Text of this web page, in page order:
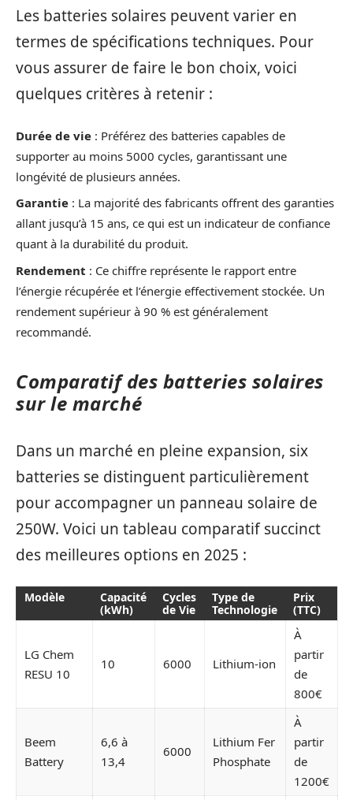
Les batteries solaires peuvent varier en
termes de spécifications techniques. Pour
vous assurer de faire le bon choix, voici
quelques critères à retenir :
Durée de vie : Préférez des batteries capables de
supporter au moins 5000 cycles, garantissant une
longévité de plusieurs années.
Garantie : La majorité des fabricants offrent des garanties
allant jusqu’à 15 ans, ce qui est un indicateur de confiance
quant à la durabilité du produit.
Rendement : Ce chiffre représente le rapport entre
l’énergie récupérée et l’énergie effectivement stockée. Un
rendement supérieur à 90 % est généralement
recommandé.
Comparatif des batteries solaires
sur le marché
Dans un marché en pleine expansion, six
batteries se distinguent particulièrement
pour accompagner un panneau solaire de
250W. Voici un tableau comparatif succinct
des meilleures options en 2025 :
Modèle
Capacité
(kWh)
Cycles
de Vie
Type de
Technologie
Prix
(TTC)
LG Chem
RESU 10
10 6000 Lithium-ion
À
partir
de
800€
Beem
Battery
6,6 à
13,4
6000
Lithium Fer
Phosphate
À
partir
de
1200€